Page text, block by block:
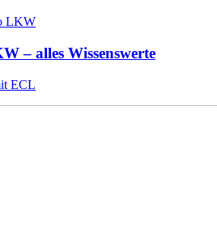
– alles Wissenswerte
ECL